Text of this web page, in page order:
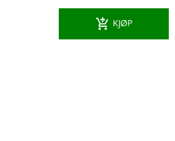
add_shopping_cart KJØP